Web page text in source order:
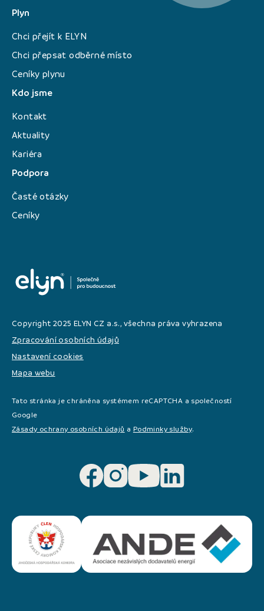
Plyn
Chci přejít k ELYN
Chci přepsat odběrné místo
Ceníky plynu
Kdo jsme
Kontakt
Aktuality
Kariéra
Podpora
Časté otázky
Ceníky
Copyright 2025 ELYN CZ a.s., všechna práva vyhrazena
Zpracování osobních údajů
Nastavení cookies
Mapa webu
Tato stránka je chráněna systémem reCAPTCHA a společností
Google
Zásady ochrany osobních údajů a Podminky služby.